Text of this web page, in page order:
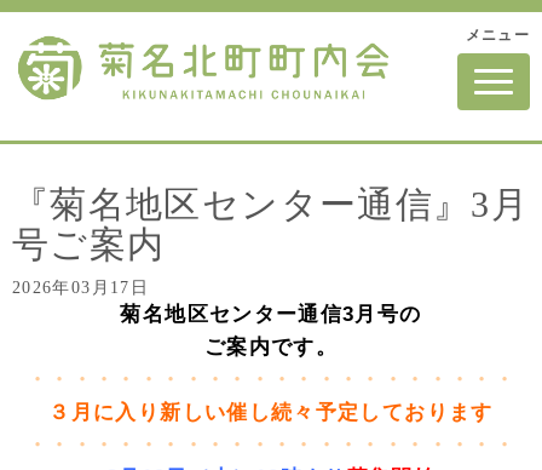
メニュー
N
a
v
i
『菊名地区センター通信』3月
号ご案内
2026年03月17日
菊名地区センター通信3月号の
ご案内です。
・・・・・・・・・・・・・・・・・・・・・・
３月に入り新しい催し続々予定しております
・・・・・・・・・・・・・・・・・・・・・・